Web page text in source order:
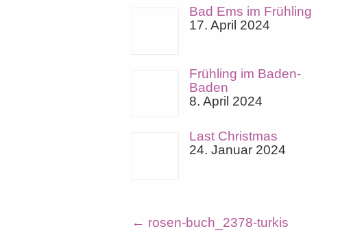
Bad Ems im Frühling
17. April 2024
Frühling im Baden-
Baden
8. April 2024
Last Christmas
24. Januar 2024
← rosen-buch_2378-turkis